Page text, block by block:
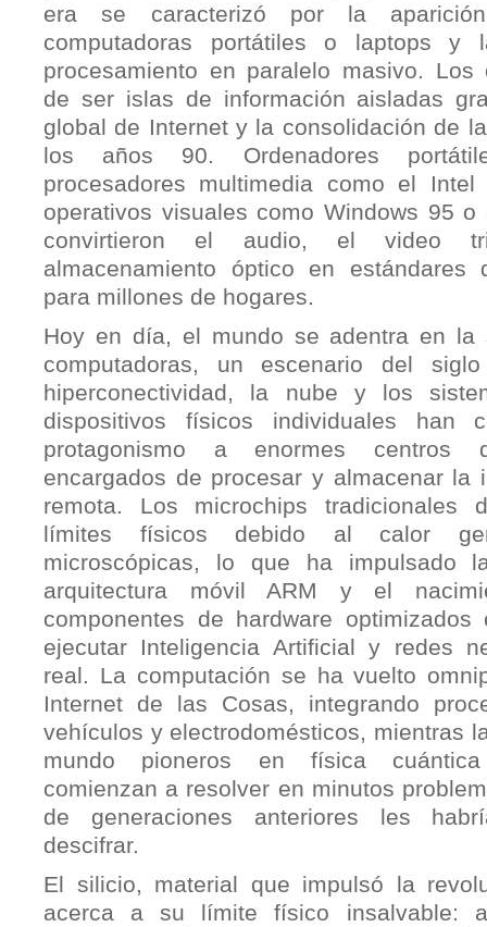
era se caracterizó por la
computadoras portátiles o laptops y
procesamiento en paralelo masivo. Los
de ser islas de información aisladas
global de Internet y la consolidación de
los años 90. Ordenadores
procesadores multimedia como el
operativos visuales como Windows 95
convirtieron el audio, el video
almacenamiento óptico en estándares
para millones de hogares.
Hoy en día, el mundo se adentra en la
computadoras, un escenario del
hiperconectividad, la nube y los
dispositivos físicos individuales han
protagonismo a enormes centros
encargados de procesar y almacenar la
remota. Los microchips tradicionales
límites físicos debido al calor
microscópicas, lo que ha impulsado
arquitectura móvil ARM y el
componentes de hardware optimizados
ejecutar Inteligencia Artificial y redes
real. La computación se ha vuelto
Internet de las Cosas, integrando
vehículos y electrodomésticos, mientras
mundo pioneros en física
comienzan a resolver en minutos
de generaciones anteriores les
descifrar.
El silicio, material que impulsó la
acerca a su límite físico insalvable: